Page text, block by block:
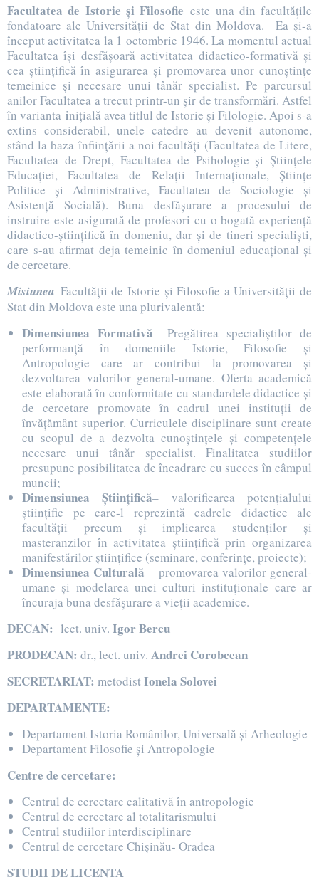
Facultatea de Istorie şi Filosofie este una din facultăţile
fondatoare ale Universităţii de Stat din Moldova. Ea şi-a
început activitatea la 1 octombrie 1946. La momentul actual
Facultatea îşi desfăşoară activitatea didactico-formativă şi
cea ştiinţifică în asigurarea şi promovarea unor cunoştinţe
temeinice şi necesare unui tânăr specialist. Pe parcursul
anilor Facultatea a trecut printr-un şir de transformări. Astfel
în varianta iniţială avea titlul de Istorie şi Filologie. Apoi s-a
extins considerabil, unele catedre au devenit autonome,
stând la baza înfiinţării a noi facultăţi (Facultatea de Litere,
Facultatea de Drept, Facultatea de Psihologie şi Ştiinţele
Educaţiei, Facultatea de Relaţii Internaţionale, Ştiinţe
Politice şi Administrative, Facultatea de Sociologie şi
Asistenţă Socială). Buna desfăşurare a procesului de
instruire este asigurată de profesori cu o bogată experienţă
didactico-ştiinţifică în domeniu, dar şi de tineri specialişti,
care s-au afirmat deja temeinic în domeniul educaţional şi
de cercetare.
Misiunea Facultăţii de Istorie şi Filosofie a Universităţii de
Stat din Moldova este una plurivalentă:
Dimensiunea Formativă– Pregătirea specialiştilor de
performanţă în domeniile Istorie, Filosofie şi
Antropologie care ar contribui la promovarea şi
dezvoltarea valorilor general-umane. Oferta academică
este elaborată în conformitate cu standardele didactice şi
de cercetare promovate în cadrul unei instituţii de
învăţământ superior. Curriculele disciplinare sunt create
cu scopul de a dezvolta cunoştinţele şi competenţele
necesare unui tânăr specialist. Finalitatea studiilor
presupune posibilitatea de încadrare cu succes în câmpul
muncii;
Dimensiunea Ştiinţifică– valorificarea potenţialului
ştiinţific pe care-l reprezintă cadrele didactice ale
facultăţii precum şi implicarea studenţilor şi
masteranzilor în activitatea ştiinţifică prin organizarea
manifestărilor ştiinţifice (seminare, conferinţe, proiecte);
Dimensiunea Culturală – promovarea valorilor general-
umane şi modelarea unei culturi instituţionale care ar
încuraja buna desfăşurare a vieţii academice.
DECAN: lect. univ. Igor Bercu
PRODECAN: dr., lect. univ. Andrei Corobcean
SECRETARIAT: metodist Ionela Solovei
DEPARTAMENTE:
Departament Istoria Românilor, Universală şi Arheologie
Departament Filosofie şi Antropologie
Centre de cercetare:
Centrul de cercetare calitativă în antropologie
Centrul de cercetare al totalitarismului
Centrul studiilor interdisciplinare
Centrul de cercetare Chișinău- Oradea
STUDII DE LICENTA